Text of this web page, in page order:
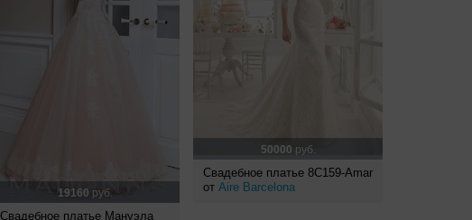
19160 руб.
Свадебное платье Мануэла
50000 руб.
Свадебное платье 8C159-Amar
от Aire Barcelona